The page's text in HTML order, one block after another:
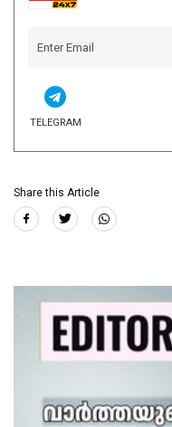
TELEGRAM
Share this Article